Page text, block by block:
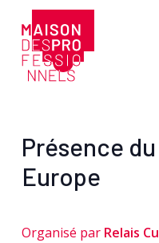
main
content
Présence
Europe
Organisé par Relais